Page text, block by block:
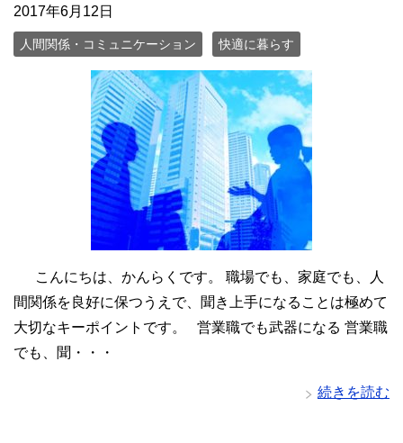
2017年6月12日
人間関係・コミュニケーション 快適に暮らす
こんにちは、かんらくです。 職場でも、家庭でも、人
間関係を良好に保つうえで、聞き上手になることは極めて
大切なキーポイントです。 営業職でも武器になる 営業職
でも、聞・・・
続きを読む